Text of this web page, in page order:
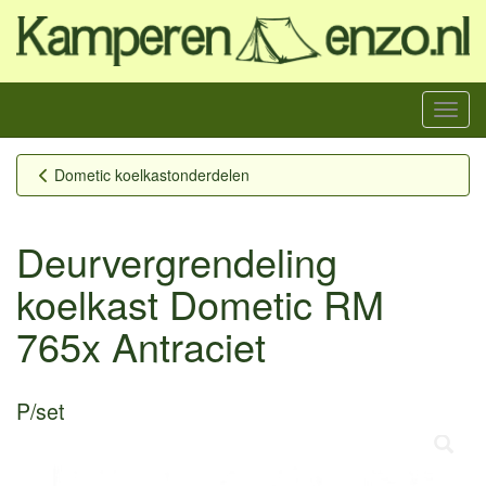
Menu
Dometic koelkastonderdelen
Deurvergrendeling
koelkast Dometic RM
765x Antraciet
P/set